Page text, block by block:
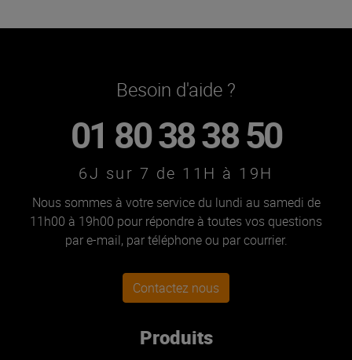
Besoin d'aide ?
01 80 38 38 50
6J sur 7 de 11H à 19H
Nous sommes à votre service du lundi au samedi de
11h00 à 19h00 pour répondre à toutes vos questions
par e-mail, par téléphone ou par courrier.
Contactez nous
Produits